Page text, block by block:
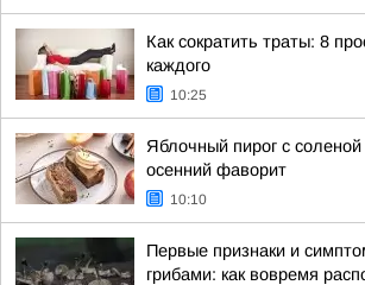
Как сократить траты: 8
каждого
10:25
Яблочный пирог с
осенний фаворит
10:10
Первые признаки и
грибами: как вовремя